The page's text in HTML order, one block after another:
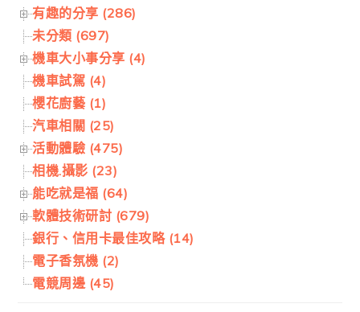
有趣的分享 (286)
未分類 (697)
機車大小事分享 (4)
機車試駕 (4)
櫻花廚藝 (1)
汽車相關 (25)
活動體驗 (475)
相機.攝影 (23)
能吃就是福 (64)
軟體技術研討 (679)
銀行、信用卡最佳攻略 (14)
電子香氛機 (2)
電競周邊 (45)